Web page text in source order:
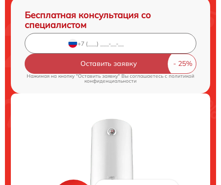
Бесплатная консультация со
специалистом
Оставить заявку
Нажимая на кнопку "Оставить заявку" Вы соглашаетесь c политикой
конфиденциальности